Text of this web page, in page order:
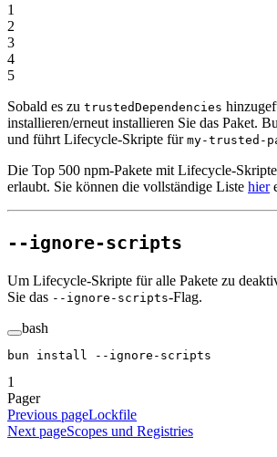
1
2
3
4
5
Sobald es zu trustedDependencies
installieren/erneut installieren Sie das Paket.
und führt Lifecycle-Skripte für my-trusted-
Die Top 500 npm-Pakete mit Lifecycle-
erlaubt. Sie können die vollständige Liste hier
--ignore-scripts
Um Lifecycle-Skripte für alle Pakete zu
Sie das --ignore-scripts-Flag.
bash
bun install --ignore-scripts
1
Pager
Previous pageLockfile
Next pageScopes und Registries